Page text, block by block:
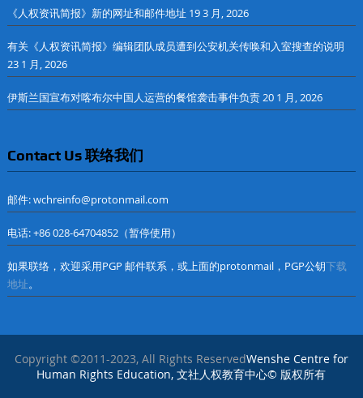
《人权资讯简报》新的网址和邮件地址 19 3 月, 2026
有关《人权资讯简报》编辑团队成员遭到公安机关传唤和入室搜查的说明
23 1 月, 2026
伊斯兰国宣布对喀布尔中国人运营的餐馆袭击事件负责20 1 月, 2026
Contact Us 联络我们
邮件: wchreinfo@protonmail.com
电话: +86 028-64704852（暂停使用）
如果联络，欢迎采用PGP 邮件联系，或上面的protonmail，PGP公钥下载
地址。
Copyright ©2011-2023, All Rights ReservedWenshe Centre for
Human Rights Education, 文社人权教育中心© 版权所有